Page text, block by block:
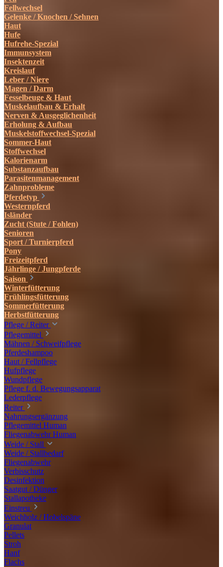
Fellwechsel
Gelenke / Knochen / Sehnen
Haut
Hufe
Hufrehe-Spezial
Immunsystem
Insektenzeit
Kreislauf
Leber / Niere
Magen / Darm
Fesselbeuge & Haut
Muskelaufbau & Erhalt
Nerven & Ausgeglichenheit
Erholung & Aufbau
Muskelstoffwechsel-Spezial
Sommer-Haut
Stoffwechsel
Kalorienarm
Substanzaufbau
Parasitenmanagement
Zahnprobleme
Pferdetyp
Westernpferd
Isländer
Zucht (Stute / Fohlen)
Senioren
Sport / Turnierpferd
Pony
Freizeitpferd
Jährlinge / Jungpferde
Saison
Winterfütterung
Frühlingsfütterung
Sommerfütterung
Herbstfütterung
Pflege / Reiter
Pflegemittel
Mähnen / Schweifpflege
Pferdeshampoo
Haut / Fellpflege
Hufpflege
Wundpflege
Pflege f. d. Bewegungsapparat
Lederpflege
Reiter
Nahrungsergänzung
Pflegemittel Human
Fliegenabwehr Human
Weide / Stall
Weide / Stallbedarf
Fliegenabwehr
Verbisschutz
Desinfektion
Saatgut / Dünger
Stallapotheke
Einstreu
Weichholz / Hobelspäne
Granulat
Pellets
Stroh
Hanf
Flachs